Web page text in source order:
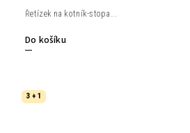
Do košíku
Řetízek na kotník-stopa...
3 + 1